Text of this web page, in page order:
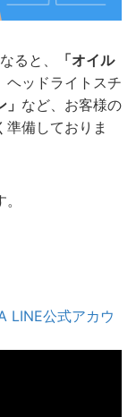
ると、
「オイル
ヘッドライトスチ
など、お客様の
備しておりま
LINE公式アカウ